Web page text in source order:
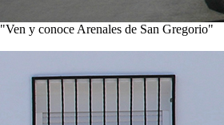
"Ven y conoce Arenales de San Gregorio"